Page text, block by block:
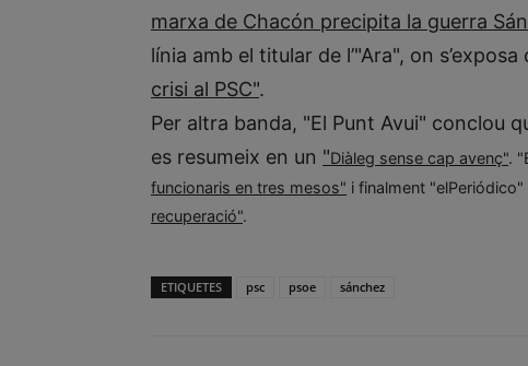
marxa de Chacón precipita la guerra
línia amb el titular de l’"Ara", on s’exposa
crisi al PSC".
Per altra banda, "El Punt Avui" conclou
es resumeix en un "Diàleg sense cap avenç".
funcionaris en tres mesos" i finalment
recuperació".
ETIQUETES psc psoe sánchez